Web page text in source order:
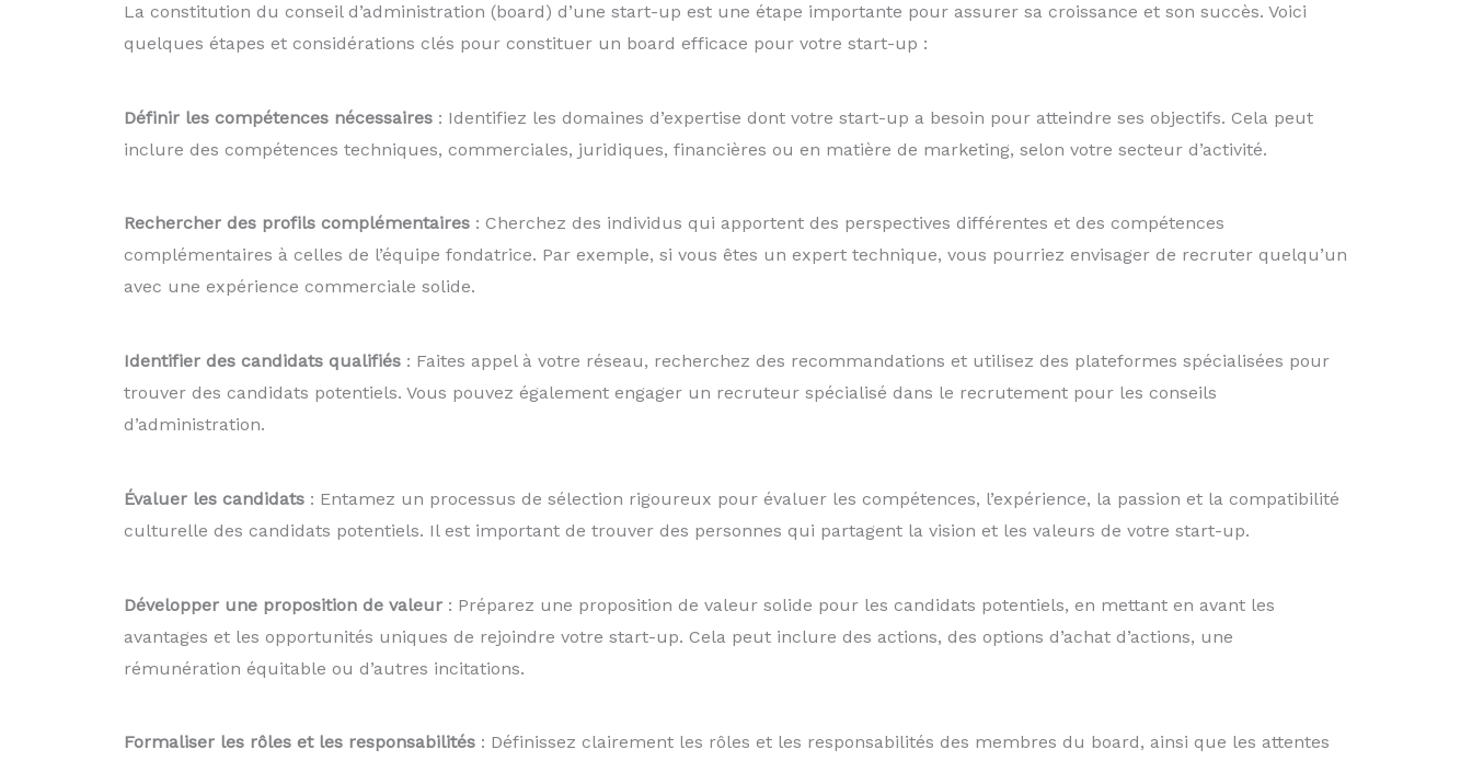
La constitution du conseil d’administration (board) d’une start-up est une étape importante pour assurer sa croissance et son succès. Voici
quelques étapes et considérations clés pour constituer un board efficace pour votre start-up :
Définir les compétences nécessaires : Identifiez les domaines d’expertise dont votre start-up a besoin pour atteindre ses objectifs. Cela peut
inclure des compétences techniques, commerciales, juridiques, financières ou en matière de marketing, selon votre secteur d’activité.
Rechercher des profils complémentaires: Cherchez des individus qui apportent des perspectives différentes et des compétences
complémentaires à celles de l’équipe fondatrice. Par exemple, si vous êtes un expert technique, vous pourriez envisager de recruter quelqu’un
avec une expérience commerciale solide.
Identifier des candidats qualifiés : Faites appel à votre réseau, recherchez des recommandations et utilisez des plateformes spécialisées pour
trouver des candidats potentiels. Vous pouvez également engager un recruteur spécialisé dans le recrutement pour les conseils
d’administration.
Évaluer les candidats: Entamez un processus de sélection rigoureux pour évaluer les compétences, l’expérience, la passion et la compatibilité
culturelle des candidats potentiels. Il est important de trouver des personnes qui partagent la vision et les valeurs de votre start-up.
Développer une proposition de valeur: Préparez une proposition de valeur solide pour les candidats potentiels, en mettant en avant les
avantages et les opportunités uniques de rejoindre votre start-up. Cela peut inclure des actions, des options d’achat d’actions, une
rémunération équitable ou d’autres incitations.
Formaliser les rôles et les responsabilités: Définissez clairement les rôles et les responsabilités des membres du board, ainsi que les attentes